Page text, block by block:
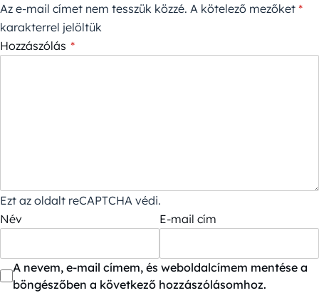
Az e-mail címet nem tesszük közzé. A kötelező mezőket *
karakterrel jelöltük
Hozzászólás *
Ezt az oldalt reCAPTCHA védi.
Név
E-mail cím
A nevem, e-mail címem, és weboldalcímem mentése a
böngészőben a következő hozzászólásomhoz.